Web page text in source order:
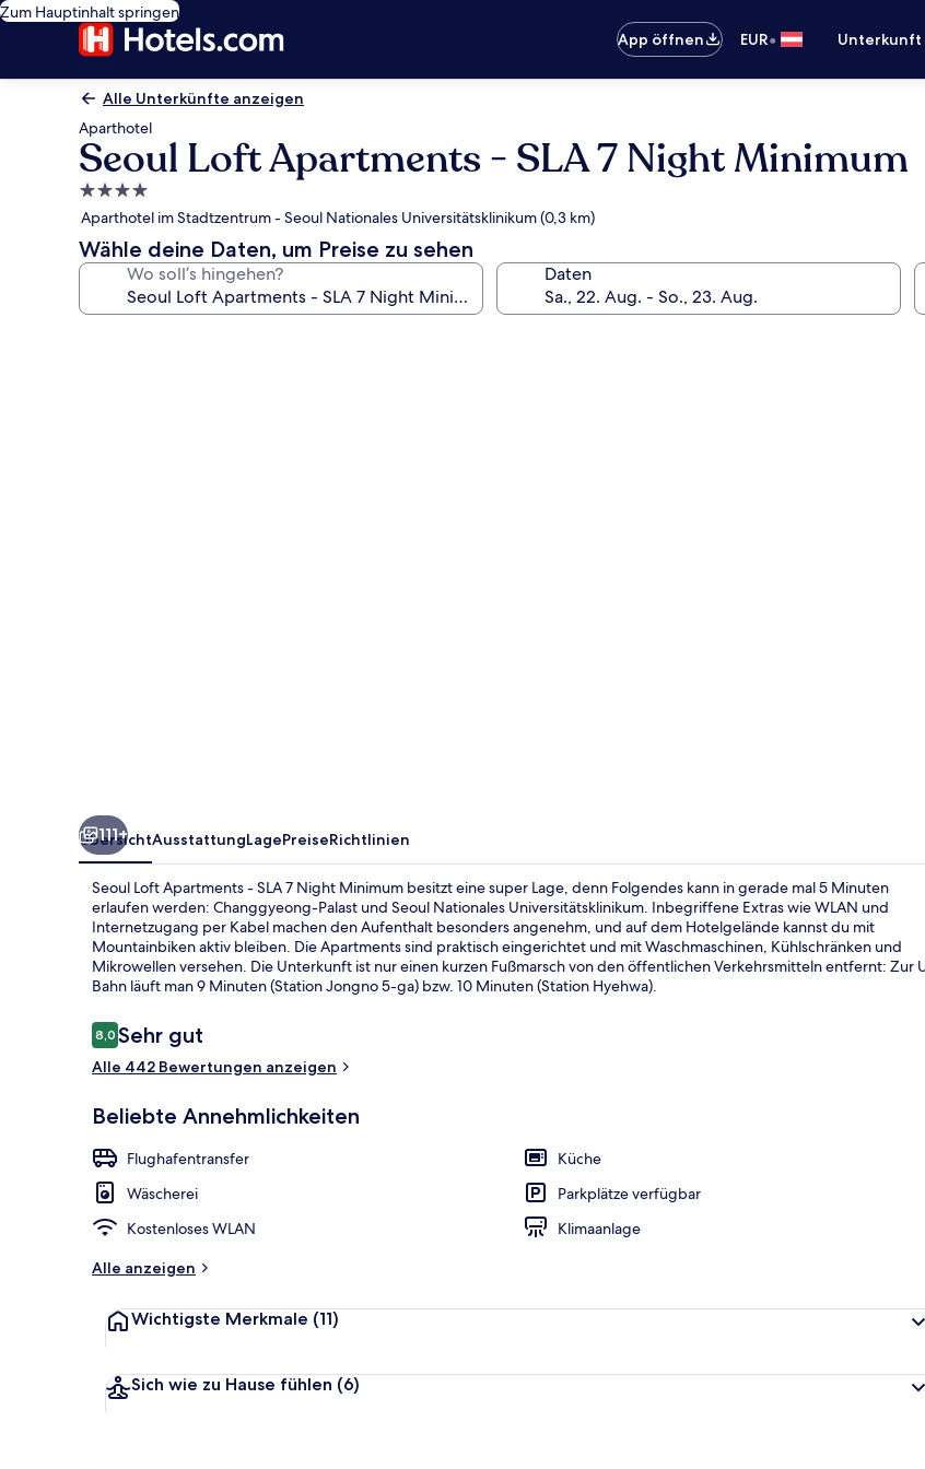
Zum Hauptinhalt springen
App öffnen
EUR•
Alle Unterkünfte anzeigen
Aparthotel
Seoul Loft Apartments - SLA 7 Night Minimum
4.0-
Sterne-
Unterkunft
Aparthotel im Stadtzentrum - Seoul Nationales Universitätsklinikum (0,3 km)
Wähle deine Daten, um Preise zu sehen
Wo soll’s hingehen? Daten
111+
ÜbersichtAusstattungLagePreiseRichtlinien
Seoul Loft Apartments - SLA 7 Night Minimum besitzt eine super Lage, denn Folgendes kann in gerade mal 5 Minuten
erlaufen werden: Changgyeong-Palast und Seoul Nationales Universitätsklinikum. Inbegriffene Extras wie WLAN und
Internetzugang per Kabel machen den Aufenthalt besonders angenehm, und auf dem Hotelgelände kannst du mit
Mountainbiken aktiv bleiben. Die Apartments sind praktisch eingerichtet und mit Waschmaschinen, Kühlschränken und
Mikrowellen versehen. Die Unterkunft ist nur einen kurzen Fußmarsch von den öffentlichen Verkehrsmitteln entfernt: Zur
Bahn läuft man 9 Minuten (Station Jongno 5-ga) bzw. 10 Minuten (Station Hyehwa).
Bewertungen
8,08,0 von 10.
Sehr gut
Alle 442 Bewertungen anzeigen
Beliebte Annehmlichkeiten
Flughafentransfer
Küche
Wäscherei
Parkplätze verfügbar
Kostenloses WLAN
Klimaanlage
Alle anzeigen
Wichtigste Merkmale (11)
Sich wie zu Hause fühlen (6)